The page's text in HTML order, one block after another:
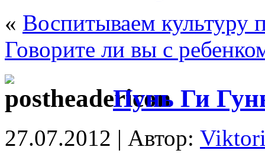
« Воспитываем культуру
Говорите ли вы с
Пунь Ги
27.07.2012 | Автор: